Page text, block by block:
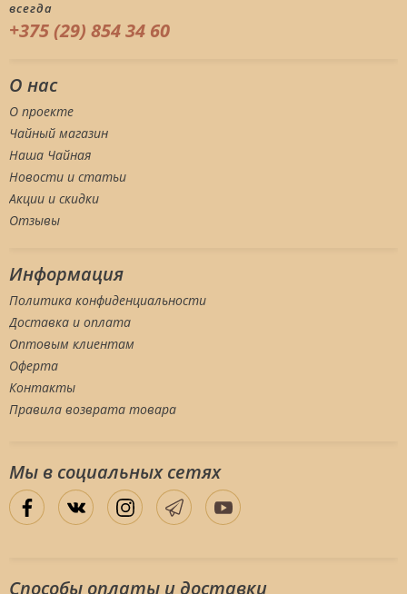
всегда
+375 (29) 854 34 60
О нас
О проекте
Чайный магазин
Наша Чайная
Новости и статьи
Акции и скидки
Отзывы
Информация
Политика конфиденциальности
Доставка и оплата
Оптовым клиентам
Оферта
Контакты
Правила возврата товара
Мы в социальных сетяx
Способы оплаты и доставки